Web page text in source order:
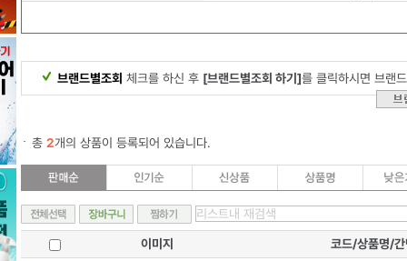
브랜드별조회 체크를 하신 후 [브랜드별조회 하기]를 클릭하시면 브랜
총 2개의 상품이 등록되어 있습니다.
이미지 코드/상품명/간